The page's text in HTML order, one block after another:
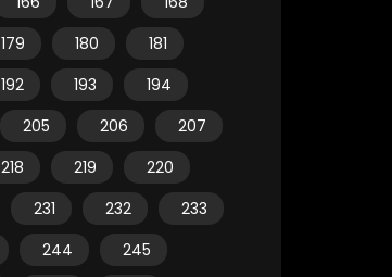
179 180
181
192 193
194
205 206
207
218 219
220
231 232
233
244
245